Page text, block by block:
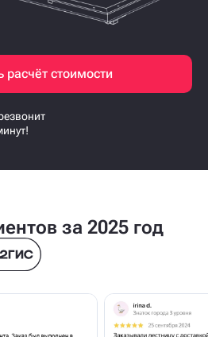
расчёт стоимости
за 2025 год